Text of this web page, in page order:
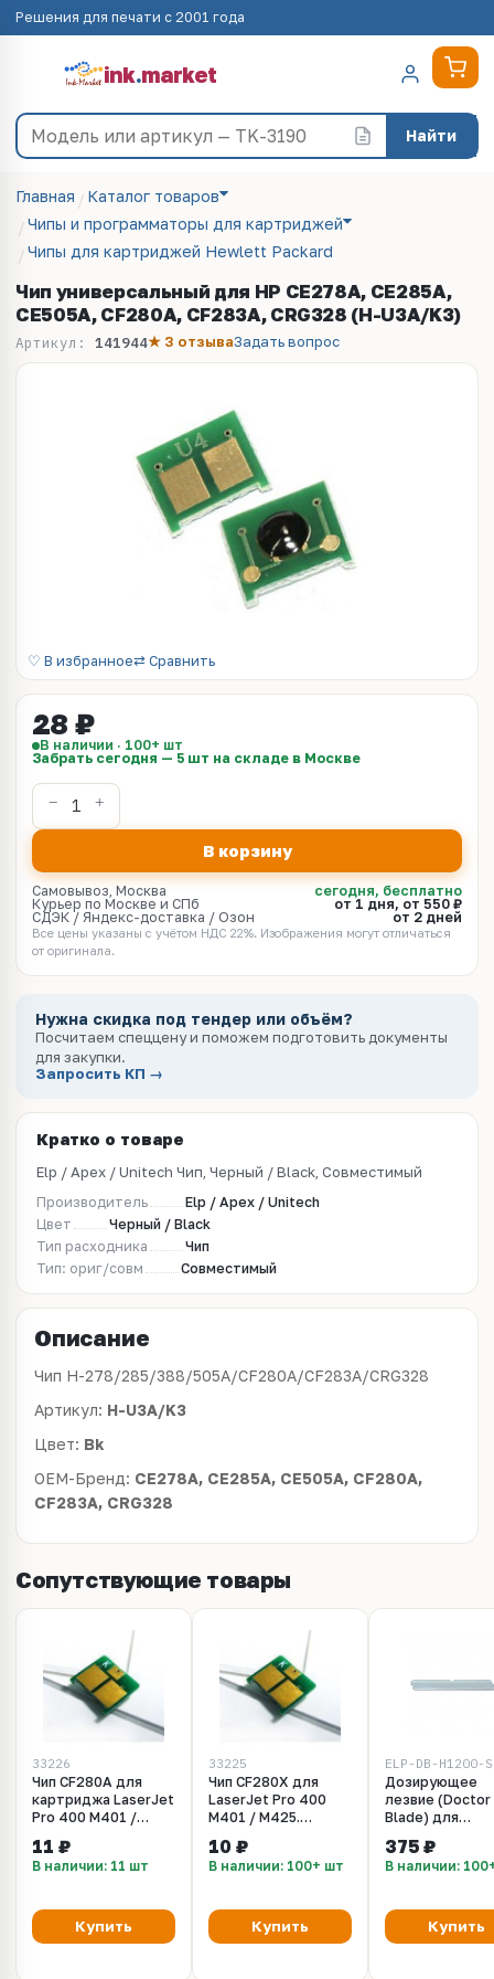
Решения для печати с 2001 года
ink.market
Найти
Главная
Каталог товаров
Чипы и программаторы для картриджей
Чипы для картриджей Hewlett Packard
Чип универсальный для HP CE278A, CE285A,
CE505A, CF280A, CF283A, CRG328 (H-U3A/K3)
Артикул: 141944★ 3 отзываЗадать вопрос
♡ В избранное⇄ Сравнить
28 ₽
В наличии · 100+ шт
Забрать сегодня — 5 шт на складе в Москве
В корзину
Самовывоз, Москва
сегодня, бесплатно
Курьер по Москве и СПб
от 1 дня, от 550 ₽
СДЭК / Яндекс-доставка / Озон
от 2 дней
Все цены указаны с учётом НДС 22%. Изображения могут отличаться
от оригинала.
Нужна скидка под тендер или объём?
Посчитаем спеццену и поможем подготовить документы
для закупки.
Запросить КП →
Кратко о товаре
Elp / Apex / Unitech Чип, Черный / Black, Совместимый
Производитель
Elp / Apex / Unitech
Цвет
Черный / Black
Тип расходника
Чип
Тип: ориг/совм
Совместимый
Описание
Чип H-278/285/388/505A/CF280A/CF283A/CRG328
Артикул: H-U3A/K3
Цвет: Bk
OEM-Бренд: CE278A, CE285A, CE505A, CF280A,
CF283A, CRG328
Сопутствующие товары
33226
Чип CF280A для
картриджа LaserJet
Pro 400 M401 /
(CF280A)
11 ₽
В наличии: 11 шт
Купить
33225
Чип CF280X для
LaserJet Pro 400
M401 / M425.
(CF280X)
10 ₽
В наличии: 100+ шт
Купить
ELP-DB-H1200-
Дозирующее
лезвие (Doctor
Blade) для
Q2612A,
Q2613X,
C7115X,
CE505X, EP-27,
10 (с
375 ₽
В наличии:
Купить